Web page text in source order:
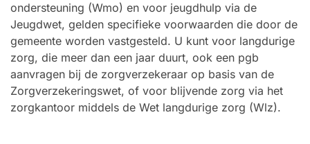
ondersteuning (Wmo) en voor jeugdhulp via de
Jeugdwet, gelden specifieke voorwaarden die door de
gemeente worden vastgesteld. U kunt voor langdurige
zorg, die meer dan een jaar duurt, ook een pgb
aanvragen bij de zorgverzekeraar op basis van de
Zorgverzekeringswet, of voor blijvende zorg via het
zorgkantoor middels de Wet langdurige zorg (Wlz).